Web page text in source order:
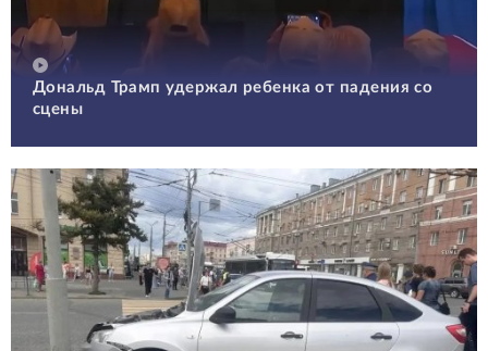
Дональд Трамп удержал ребенка от падения со
сцены